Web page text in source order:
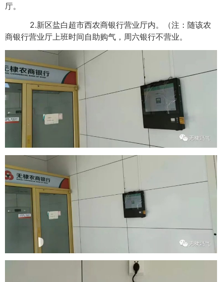
厅。
2.新区盐白超市西农商银行营业厅内。（注：随该农
商银行营业厅上班时间自助购气，周六银行不营业。